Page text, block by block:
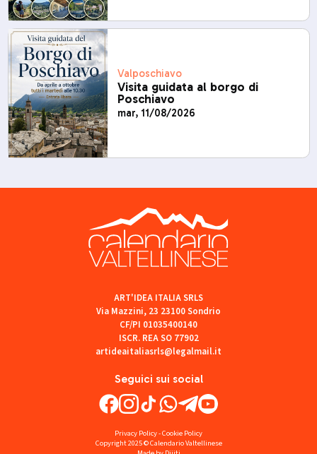
Valposchiavo
Visita guidata al borgo di
Poschiavo
mar, 11/08/2026
Seguici sui social
ART'IDEA ITALIA SRLS
Via Mazzini, 23 23100 Sondrio
CF/PI 01035400140
ISCR. REA SO 77902
artideaitaliasrls@legalmail.it
Privacy Policy-Cookie Policy
Copyright 2025 © Calendario Valtellinese